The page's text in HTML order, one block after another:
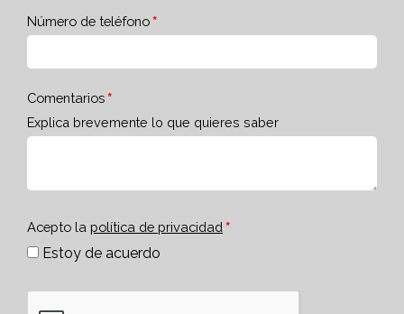
Número de teléfono
Comentarios
Explica brevemente lo que quieres saber
Acepto la política de privacidad
Estoy de acuerdo